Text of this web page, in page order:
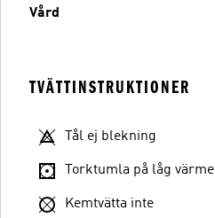
Vård
TVÄTTINSTRUKTIONER
Tål ej blekning
Torktumla på låg värme
Kemtvätta inte